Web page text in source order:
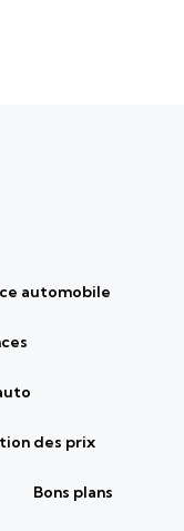
automobile
des prix
Bons plans